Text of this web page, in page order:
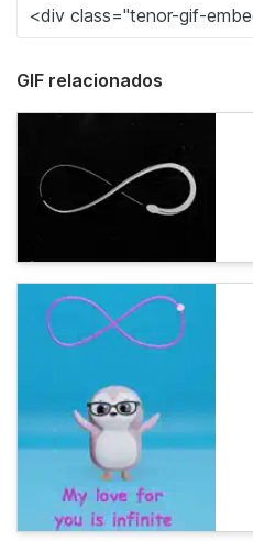
GIF relacionados